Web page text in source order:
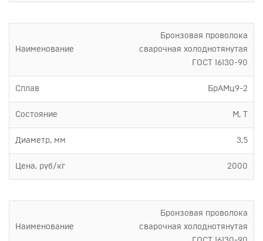
Наименование
Бронзовая проволока
сварочная холоднотянутая
ГОСТ 16130-90
Сплав БрАМц9-2
Состояние М, Т
Диаметр, мм 3,5
Цена, руб/кг 2000
Наименование
Бронзовая проволока
сварочная холоднотянутая